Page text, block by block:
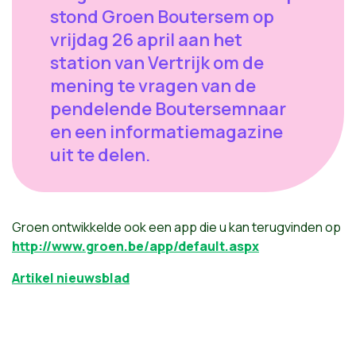
stond Groen Boutersem op
vrijdag 26 april aan het
station van Vertrijk om de
mening te vragen van de
pendelende Boutersemnaar
en een informatiemagazine
uit te delen.
Groen ontwikkelde ook een app die u kan terugvinden op
http://www.groen.be/app/default.aspx
Artikel nieuwsblad